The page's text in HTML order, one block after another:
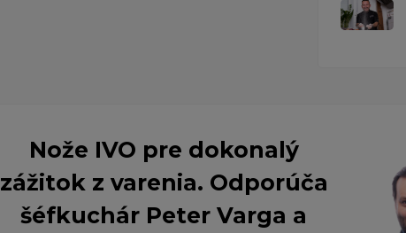
Nože IVO pre dokonalý
zážitok z varenia. Odporúča
šéfkuchár Peter Varga a